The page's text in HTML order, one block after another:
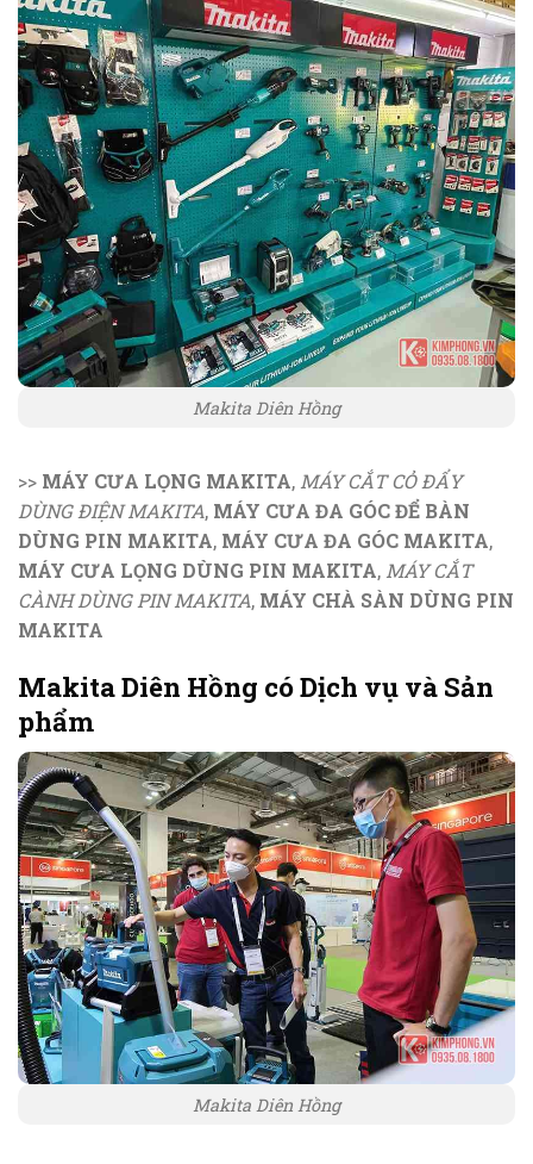
Makita Diên Hồng
>> MÁY CƯA LỌNG MAKITA, MÁY CẮT CỎ ĐẨY
DÙNG ĐIỆN MAKITA, MÁY CƯA ĐA GÓC ĐỂ BÀN
DÙNG PIN MAKITA, MÁY CƯA ĐA GÓC MAKITA,
MÁY CƯA LỌNG DÙNG PIN MAKITA, MÁY CẮT
CÀNH DÙNG PIN MAKITA, MÁY CHÀ SÀN DÙNG PIN
MAKITA
Makita Diên Hồng có Dịch vụ và Sản
phẩm
Makita Diên Hồng